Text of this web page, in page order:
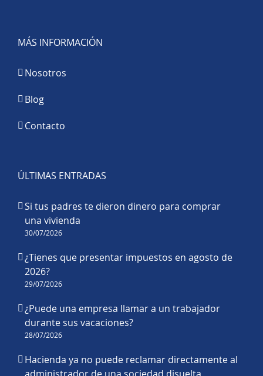
MÁS INFORMACIÓN
Nosotros
Blog
Contacto
ÚLTIMAS ENTRADAS
Si tus padres te dieron dinero para comprar
una vivienda
30/07/2026
¿Tienes que presentar impuestos en agosto de
2026?
29/07/2026
¿Puede una empresa llamar a un trabajador
durante sus vacaciones?
28/07/2026
Hacienda ya no puede reclamar directamente al